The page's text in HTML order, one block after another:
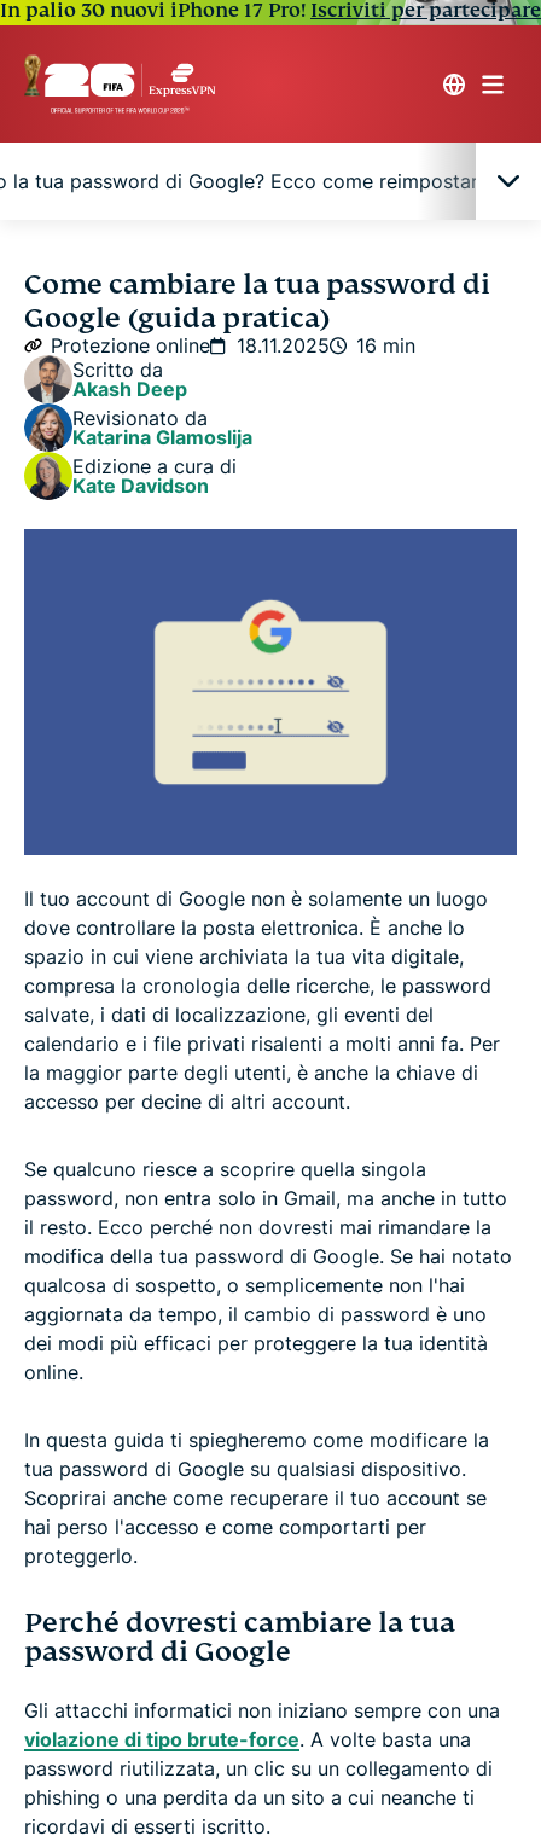
In palio 30 nuovi iPhone 17 Pro! Iscriviti per partecipare
la tua password di Google? Ecco come reimpostarla
Perché dovresti cambiare la tua password di
Google
Quando dovresti cambiare la tua password di
Google?
Come modificare la tua password di Google (in
base al dispositivo)
Consigli per creare una password di Google forte
Proteggi il tuo account Google dopo la modifica
della password
Domande frequenti su come modificare la tua
password di Google
Come cambiare la tua password di
Google (guida pratica)
Protezione online 18.11.2025
16 min
Scritto da
Akash Deep
Revisionato da
Katarina Glamoslija
Edizione a cura di
Kate Davidson
Il tuo account di Google non è solamente un luogo
dove controllare la posta elettronica. È anche lo
spazio in cui viene archiviata la tua vita digitale,
compresa la cronologia delle ricerche, le password
salvate, i dati di localizzazione, gli eventi del
calendario e i file privati risalenti a molti anni fa. Per
la maggior parte degli utenti, è anche la chiave di
accesso per decine di altri account.
Se qualcuno riesce a scoprire quella singola
password, non entra solo in Gmail, ma anche in tutto
il resto. Ecco perché non dovresti mai rimandare la
modifica della tua password di Google. Se hai notato
qualcosa di sospetto, o semplicemente non l'hai
aggiornata da tempo, il cambio di password è uno
dei modi più efficaci per proteggere la tua identità
online.
In questa guida ti spiegheremo come modificare la
tua password di Google su qualsiasi dispositivo.
Scoprirai anche come recuperare il tuo account se
hai perso l'accesso e come comportarti per
proteggerlo.
Perché dovresti cambiare la tua
password di Google
Gli attacchi informatici non iniziano sempre con una
violazione di tipo brute-force. A volte basta una
password riutilizzata, un clic su un collegamento di
phishing o una perdita da un sito a cui neanche ti
ricordavi di esserti iscritto.